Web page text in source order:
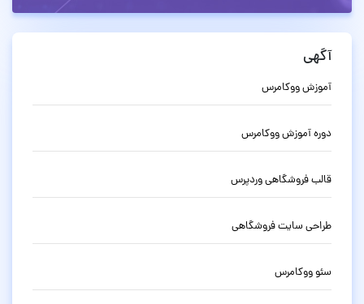
آگهی
آموزش ووکامرس
دوره آموزش ووکامرس
قالب فروشگاهی وردپرس
طراحی سایت فروشگاهی
سئو ووکامرس